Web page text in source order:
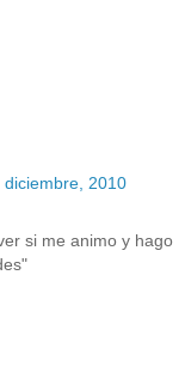
diciembre, 2010
si me animo y hago